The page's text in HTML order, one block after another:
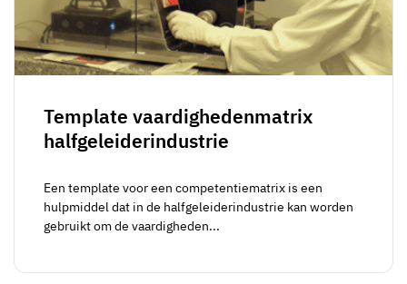
Template vaardighedenmatrix
halfgeleiderindustrie
Een template voor een competentiematrix is een
hulpmiddel dat in de halfgeleiderindustrie kan worden
gebruikt om de vaardigheden...